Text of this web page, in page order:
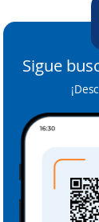
Sigue